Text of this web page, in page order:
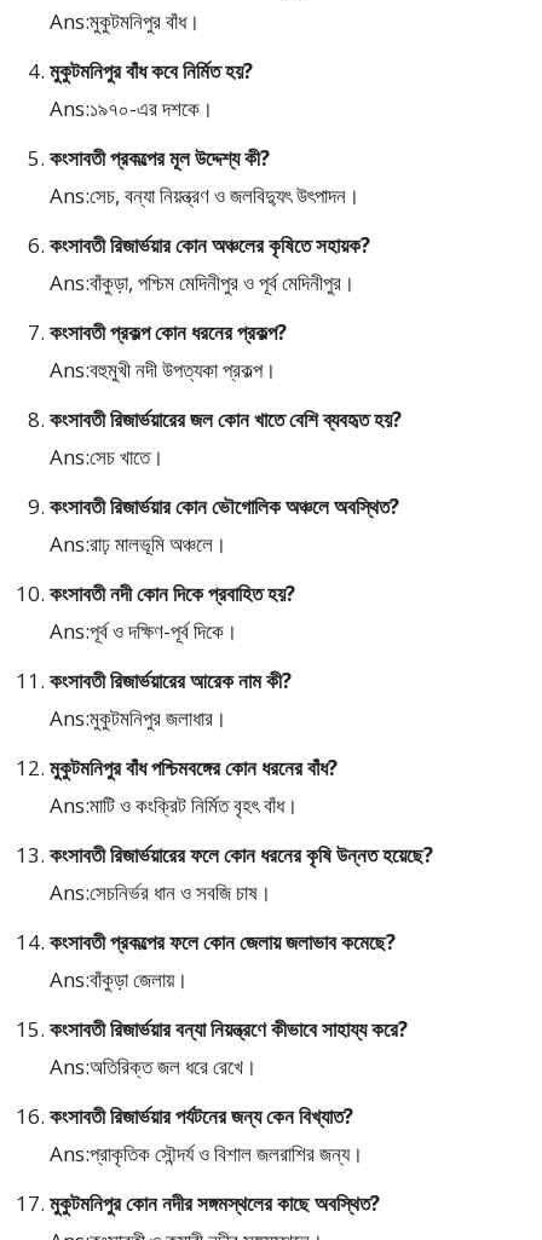
Ans:মুকুটমনিপুর বাঁধ।
মুকুটমনিপুর বাঁধ কবে নির্মিত হয়?
Ans:১৯৭০-এর দশকে।
কংসাবতী প্রকল্পের মূল উদ্দেশ্য কী?
Ans:সেচ, বন্যা নিয়ন্ত্রণ ও জলবিদ্যুৎ উৎপাদন।
কংসাবতী রিজার্ভয়ার কোন অঞ্চলের কৃষিতে সহায়ক?
Ans:বাঁকুড়া, পশ্চিম মেদিনীপুর ও পূর্ব মেদিনীপুর।
কংসাবতী প্রকল্প কোন ধরনের প্রকল্প?
Ans:বহুমুখী নদী উপত্যকা প্রকল্প।
কংসাবতী রিজার্ভয়ারের জল কোন খাতে বেশি ব্যবহৃত হয়?
Ans:সেচ খাতে।
কংসাবতী রিজার্ভয়ার কোন ভৌগোলিক অঞ্চলে অবস্থিত?
Ans:রাঢ় মালভূমি অঞ্চলে।
কংসাবতী নদী কোন দিকে প্রবাহিত হয়?
Ans:পূর্ব ও দক্ষিণ-পূর্ব দিকে।
কংসাবতী রিজার্ভয়ারের আরেক নাম কী?
Ans:মুকুটমনিপুর জলাধার।
মুকুটমনিপুর বাঁধ পশ্চিমবঙ্গের কোন ধরনের বাঁধ?
Ans:মাটি ও কংক্রিট নির্মিত বৃহৎ বাঁধ।
কংসাবতী রিজার্ভয়ারের ফলে কোন ধরনের কৃষি উন্নত হয়েছে?
Ans:সেচনির্ভর ধান ও সবজি চাষ।
কংসাবতী প্রকল্পের ফলে কোন জেলায় জলাভাব কমেছে?
Ans:বাঁকুড়া জেলায়।
কংসাবতী রিজার্ভয়ার বন্যা নিয়ন্ত্রণে কীভাবে সাহায্য করে?
Ans:অতিরিক্ত জল ধরে রেখে।
কংসাবতী রিজার্ভয়ার পর্যটনের জন্য কেন বিখ্যাত?
Ans:প্রাকৃতিক সৌন্দর্য ও বিশাল জলরাশির জন্য।
মুকুটমনিপুর কোন নদীর সঙ্গমস্থলের কাছে অবস্থিত?